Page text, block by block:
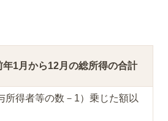
1月から12月の総所得の合計
得者等の数－1）乗じた額以